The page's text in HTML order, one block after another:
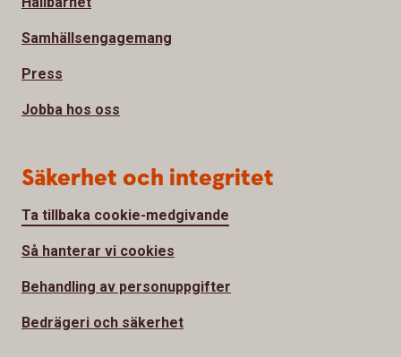
Samhällsengagemang
Press
Jobba hos oss
Säkerhet och integritet
Ta tillbaka cookie-medgivande
Så hanterar vi cookies
Behandling av personuppgifter
Bedrägeri och säkerhet